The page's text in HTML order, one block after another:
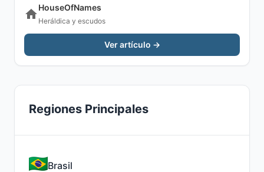
HouseOfNames
Heráldica y escudos
Ver artículo →
Regiones Principales
Brasil